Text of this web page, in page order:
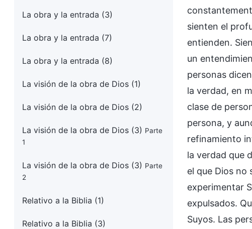
La obra y la entrada (3)
La obra y la entrada (7)
La obra y la entrada (8)
La visión de la obra de Dios (1)
La visión de la obra de Dios (2)
La visión de la obra de Dios (3) Parte
1
La visión de la obra de Dios (3) Parte
2
Relativo a la Biblia (1)
Relativo a la Biblia (3)
sienten el
entienden.
un
personas
la verdad, en
clase de
persona, y
refinamiento
la verdad que
el que Dios no
experimentar
expulsados.
Suyos. Las